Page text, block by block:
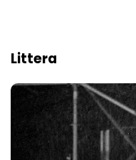
Littera